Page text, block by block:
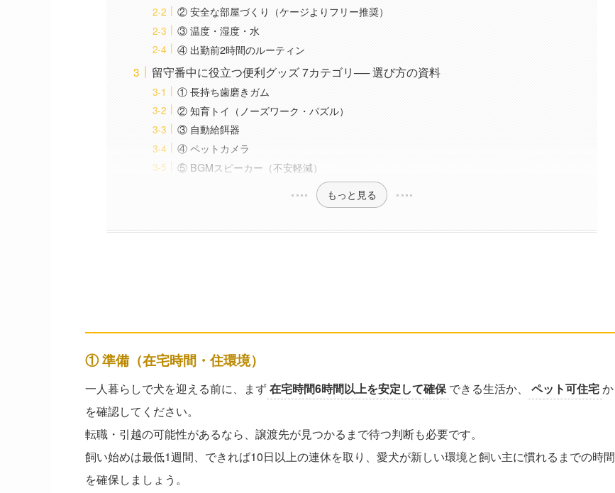
② 安全な部屋づくり（ケージよりフリー推奨）
③ 温度・湿度・水
④ 出勤前2時間のルーティン
留守番中に役立つ便利グッズ 7カテゴリ── 選び方の資料
① 長持ち歯磨きガム
② 知育トイ（ノーズワーク・パズル）
③ 自動給餌器
④ ペットカメラ
⑤ BGMスピーカー（不安軽減）
もっと見る
① 準備（在宅時間・住環境）
一人暮らしで犬を迎える前に、まず在宅時間6時間以上を安定して確保 できる生活か、 ペット可住宅か
を確認してください。
転職・引越の可能性があるなら、譲渡先が見つかるまで待つ判断も必要です。
飼い始めは最低1週間、できれば10日以上の連休を取り、愛犬が新しい環境と飼い主に慣れるまでの時間
を確保しましょう。